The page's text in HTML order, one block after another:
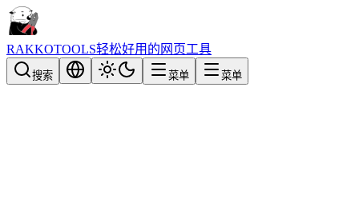
RAKKOTOOLS轻松好用的网页工具
搜索 菜单 菜单